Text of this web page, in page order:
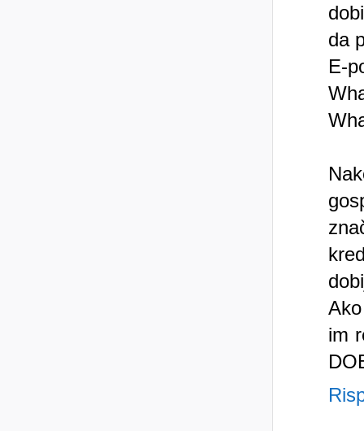
da
E-
im